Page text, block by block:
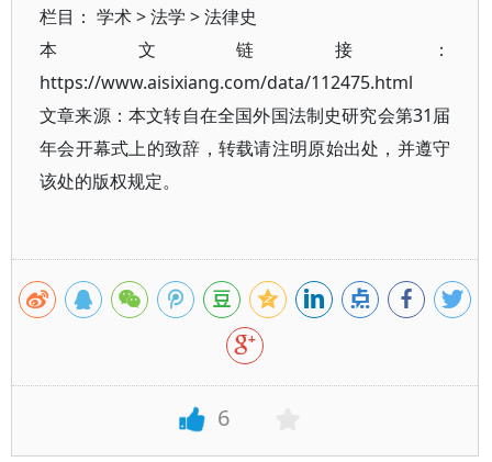
栏目： 学术>法学 >法律史
本文链接：
https://www.aisixiang.com/data/112475.html
文章来源：本文转自在全国外国法制史研究会第31届
年会开幕式上的致辞，转载请注明原始出处，并遵守
该处的版权规定。
6